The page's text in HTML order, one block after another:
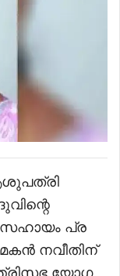
പ്ര
മകൻ നവീതിന്
യോഗ